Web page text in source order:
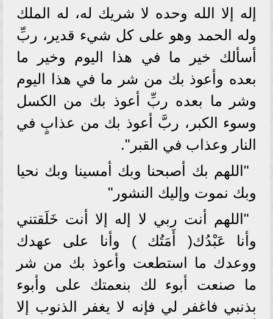
إله إلا الله وحده لا شريك له، له الملك
وله الحمد وهو على كل شيء قدير، ربِّ
أسألك خير ما في هذا اليوم وخير ما
بعده وأعوذ بك من شر ما في هذا اليوم
وشر ما بعده ربِّ أعوذ بك من الكسل
وسوء الكبر، ربَّ أعوذ بك من عذابٍ في
النار وعذاب في القبر".
"اللهم بك أصبحنا وبك أمسينا وبك نحيا
وبك نموت وإليك النشور"
"اللهم أنت ربي لا إله إلا أنت خَلَقتني
وأنا عَبْدُك( أَمَتُك ) وأنا على عهدك
ووعدك ما استطعت وأعوذ بك من شر
ما صنعت أبوء لك بنعمتك على وأبوء
بذنبي فاغفر لي فإنه لا يغفر الذنوب إلا